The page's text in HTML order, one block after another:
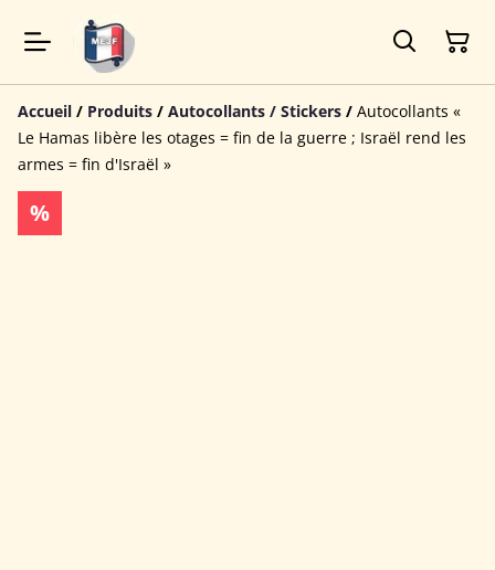
Accueil / Produits / Autocollants / Stickers / Autocollants «
Le Hamas libère les otages = fin de la guerre ; Israël rend les
armes = fin d'Israël »
%